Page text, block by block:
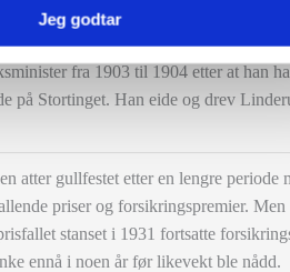
Jeg godtar
av Grønlands-saken. Han ble
Mathiesen. Tittelen hadde han fra sin
fra 1903 til 1904 etter at han
på Stortinget. Han eide og drev
atter gullfestet etter en lengre periode
priser og forsikringspremier. Men
stanset i 1931 fortsatte
ennå i noen år før likevekt ble nådd.